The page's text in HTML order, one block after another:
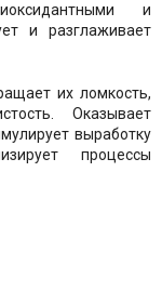
и
и разглаживает
их ломкость,
Оказывает
выработку
процессы